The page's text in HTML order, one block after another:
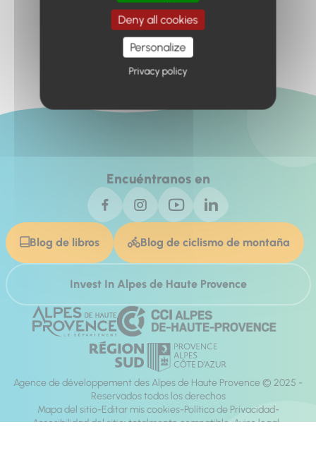
Retour à l'accueil
Encuéntranos en
Blog de libros Blog de ciclismo de montaña
Invest In Alpes de Haute Provence
Agence de développement des Alpes de Haute Provence © 2025 -
Reservados todos los derechos
Mapa del sitio Editar mis cookies Política de Privacidad
Accesibilidad del sitio: totalmente compatible Aviso legal
Deny all cookies
Personalize
Privacy policy